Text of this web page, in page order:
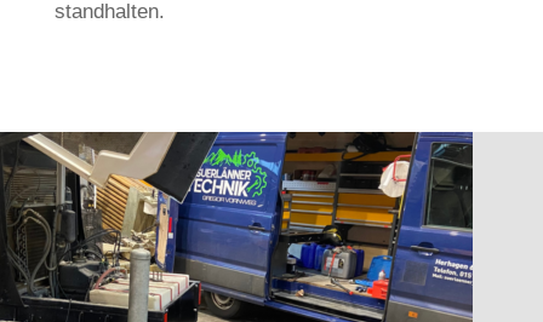
standhalten.